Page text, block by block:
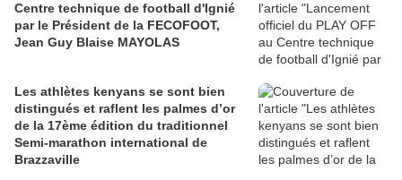
Centre technique de football d'Ignié
par le Président de la FECOFOOT,
Jean Guy Blaise MAYOLAS
Les athlètes kenyans se sont bien
distingués et raflent les palmes d’or
de la 17ème édition du traditionnel
Semi-marathon international de
Brazzaville